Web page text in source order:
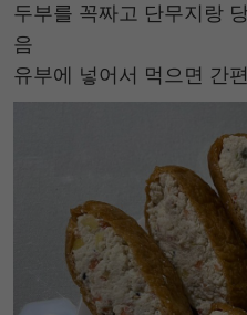
두부를 꼭짜고 단무지랑
음
유부에 넣어서 먹으면 간